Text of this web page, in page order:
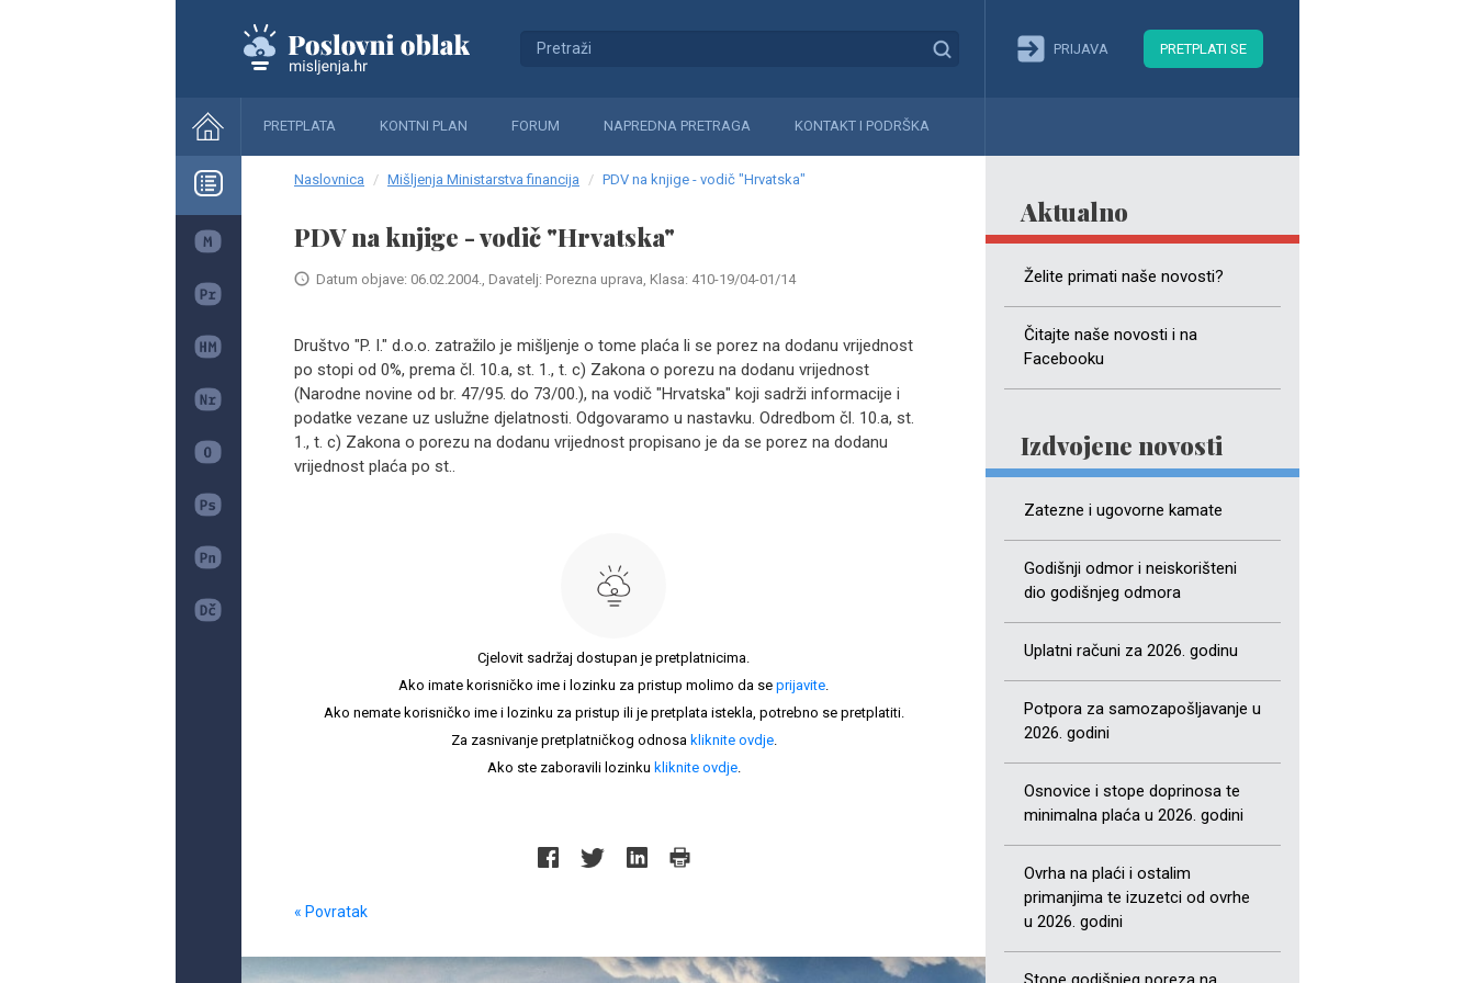
PRIJAVA PRETPLATI SE
PRETPLATA KONTNI PLAN FORUM NAPREDNA PRETRAGA KONTAKT I PODRŠKA
Aktualno
Želite primati naše novosti?
Čitajte naše novosti i na
Facebooku
Izdvojene novosti
Zatezne i ugovorne kamate
Godišnji odmor i neiskorišteni
dio godišnjeg odmora
Uplatni računi za 2026. godinu
Potpora za samozapošljavanje u
2026. godini
Osnovice i stope doprinosa te
minimalna plaća u 2026. godini
Ovrha na plaći i ostalim
primanjima te izuzetci od ovrhe
u 2026. godini
Naslovnica Mišljenja Ministarstva financija PDV na knjige - vodič "Hrvatska"
PDV na knjige - vodič "Hrvatska"
Datum objave: 06.02.2004., Davatelj: Porezna uprava, Klasa: 410-19/04-01/14
Društvo "P. I." d.o.o. zatražilo je mišljenje o tome plaća li se porez na dodanu vrijednost
po stopi od 0%, prema čl. 10.a, st. 1., t. c) Zakona o porezu na dodanu vrijednost
(Narodne novine od br. 47/95. do 73/00.), na vodič "Hrvatska" koji sadrži informacije i
podatke vezane uz uslužne djelatnosti. Odgovaramo u nastavku. Odredbom čl. 10.a, st.
1., t. c) Zakona o porezu na dodanu vrijednost propisano je da se porez na dodanu
vrijednost plaća po st..
Cjelovit sadržaj dostupan je pretplatnicima.
Ako imate korisničko ime i lozinku za pristup molimo da se prijavite.
Ako nemate korisničko ime i lozinku za pristup ili je pretplata istekla, potrebno se pretplatiti.
Za zasnivanje pretplatničkog odnosa kliknite ovdje.
Ako ste zaboravili lozinku kliknite ovdje.
« Povratak